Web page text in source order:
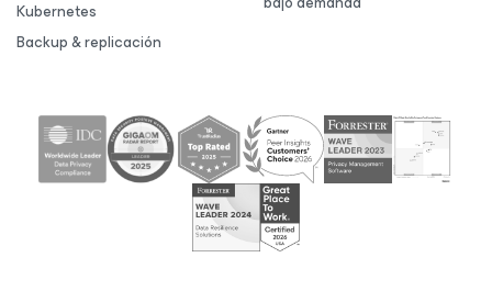
Kubernetes
Backup & replicación